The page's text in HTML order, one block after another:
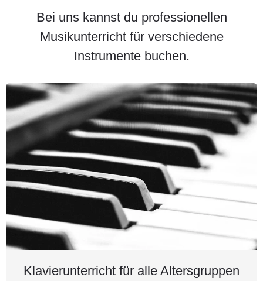
Bei uns kannst du professionellen
Musikunterricht für verschiedene
Instrumente buchen.
Klavierunterricht für alle Altersgruppen